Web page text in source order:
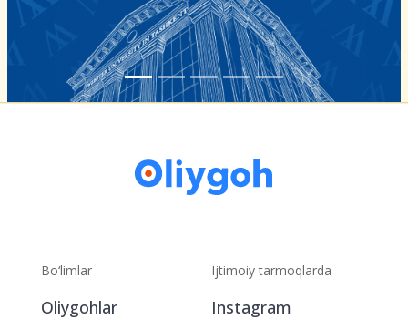
Bo‘limlar
Oliygohlar
Ijtimoiy tarmoqlarda
Instagram